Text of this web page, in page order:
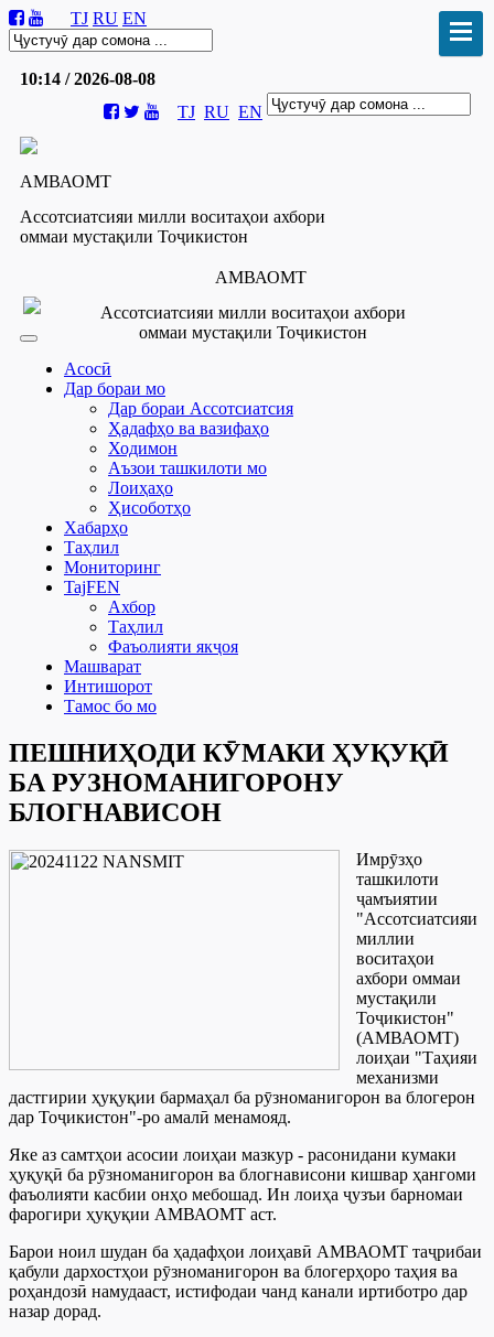
TJ RU EN
10:14 / 2026-08-08
TJ RU EN
АМВАОМТ
Ассотсиатсияи милли воситаҳои ахбори
оммаи мустақили Тоҷикистон
АМВАОМТ
Ассотсиатсияи милли воситаҳои ахбори
оммаи мустақили Тоҷикистон
Асосӣ
Дар бораи мо
Дар бораи Ассотсиатсия
Ҳадафҳо ва вазифаҳо
Ходимон
Аъзои ташкилоти мо
Лоиҳаҳо
Ҳисоботҳо
Хабарҳо
Таҳлил
Мониторинг
TajFEN
Ахбор
Таҳлил
Фаъолияти якҷоя
Машварат
Интишорот
Тамос бо мо
ПЕШНИҲОДИ КӮМАКИ ҲУҚУҚӢ
БА РУЗНОМАНИГОРОНУ
БЛОГНАВИСОН
Имрӯзҳо
ташкилоти
ҷамъиятии
"Ассотсиатсияи
миллии
воситаҳои
ахбори оммаи
мустақили
Тоҷикистон"
(АМВАОМТ)
лоиҳаи "Таҳияи
механизми
дастгирии ҳуқуқии бармаҳал ба рӯзноманигорон ва блогерон
дар Тоҷикистон"-ро амалӣ менамояд.
Яке аз самтҳои асосии лоиҳаи мазкур - расонидани кумаки
ҳуқуқӣ ба рӯзноманигорон ва блогнависони кишвар ҳангоми
фаъолияти касбии онҳо мебошад. Ин лоиҳа ҷузъи барномаи
фарогири ҳуқуқии АМВАОМТ аст.
Барои ноил шудан ба ҳадафҳои лоиҳавӣ АМВАОМТ таҷрибаи
қабули дархостҳои рӯзноманигорон ва блогерҳоро таҳия ва
роҳандозӣ намудааст, истифодаи чанд канали иртиботро дар
назар дорад.